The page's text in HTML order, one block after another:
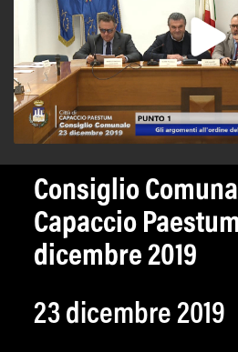
Consiglio
Capaccio
dicembre 2019
23 dicembre 2019